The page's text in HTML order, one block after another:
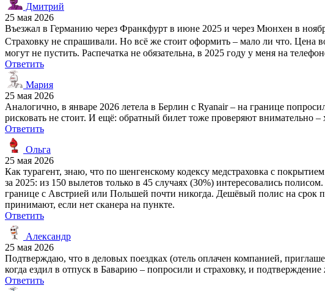
Дмитрий
25 мая 2026
Въезжал в Германию через Франкфурт в июне 2025 и через Мюнхен в
Страховку не спрашивали. Но всё же стоит оформить – мало ли что. Цена
могут не пустить. Распечатка не обязательна, в 2025 году у меня на
Ответить
Мария
25 мая 2026
Аналогично, в январе 2026 летела в Берлин с Ryanair – на границе
рисковать не стоит. И ещё: обратный билет тоже проверяют внимательно –
Ответить
Ольга
25 мая 2026
Как турагент, знаю, что по шенгенскому кодексу медстраховка с
за 2025: из 150 вылетов только в 45 случаях (30%) интересовались
границе с Австрией или Польшей почти никогда. Дешёвый полис на срок
принимают, если нет сканера на пункте.
Ответить
Александр
25 мая 2026
Подтверждаю, что в деловых поездках (отель оплачен компанией,
когда ездил в отпуск в Баварию – попросили и страховку, и
Ответить